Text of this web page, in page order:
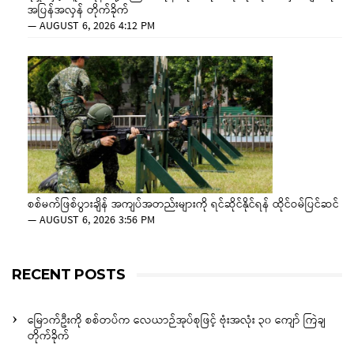
အပြန်အလှန် တိုက်ခိုက်
—AUGUST 6, 2026 4:12 PM
စစ်မက်ဖြစ်ပွားချိန် အကျပ်အတည်းများကို ရင်ဆိုင်နိုင်ရန် ထိုင်ဝမ်ပြင်ဆင်
—AUGUST 6, 2026 3:56 PM
RECENT POSTS
မြောက်ဦးကို စစ်တပ်က လေယာဉ်အုပ်စုဖြင့် ဗုံးအလုံး ၃၀ ကျော် ကြဲချ
တိုက်ခိုက်